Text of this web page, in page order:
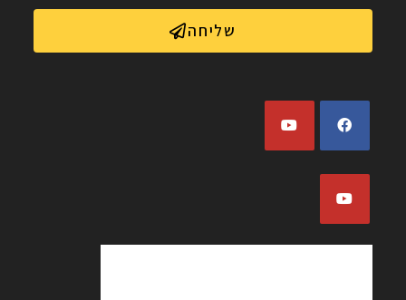
שליחה